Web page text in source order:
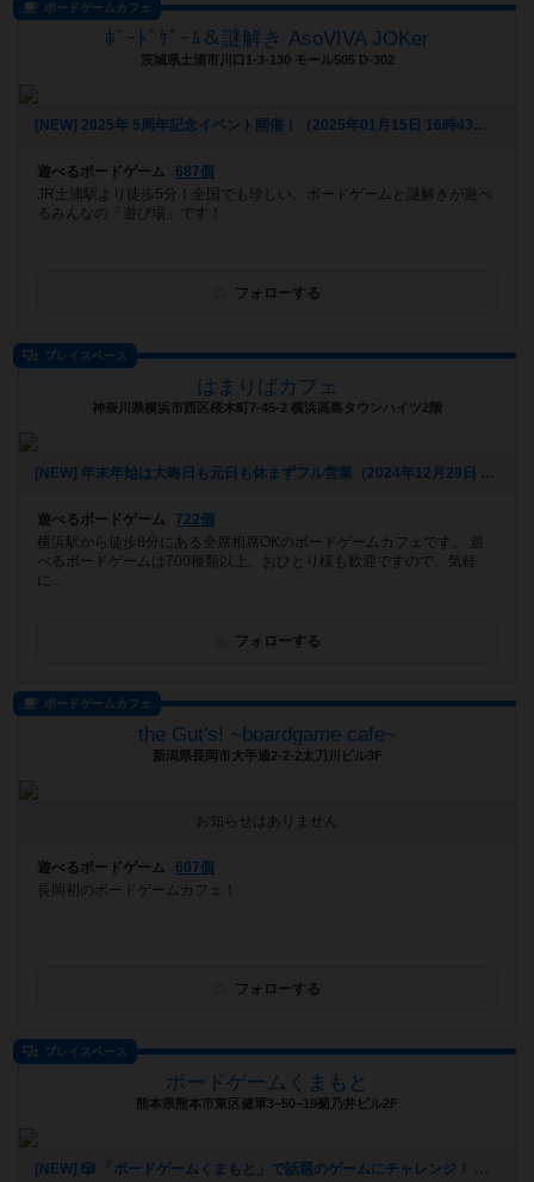
ボードゲームカフェ
ﾎﾞｰﾄﾞｹﾞｰﾑ＆謎解き AsoVIVA JOKer
茨城県土浦市川口1-3-130 モール505 D-302
[NEW] 2025年 5周年記念イベント開催！（2025年01月15日 16時43分）
遊べるボードゲーム
687個
JR土浦駅より徒歩5分！全国でも珍しい、ボードゲームと謎解きが遊べ
るみんなの「遊び場」です！
フォローする
プレイスペース
はまりばカフェ
神奈川県横浜市西区桜木町7-45-2 横浜高島タウンハイツ2階
[NEW] 年末年始は大晦日も元日も休まずフル営業（2024年12月29日 20時19分）
遊べるボードゲーム
722個
横浜駅から徒歩8分にある全席相席OKのボードゲームカフェです。 遊
べるボードゲームは700種類以上、おひとり様も歓迎ですので、気軽
に...
フォローする
ボードゲームカフェ
the Gut's! ~boardgame cafe~
新潟県長岡市大手通2-2-2太刀川ビル3F
お知らせはありません
遊べるボードゲーム
607個
長岡初のボードゲームカフェ！
フォローする
プレイスペース
ボードゲームくまもと
熊本県熊本市東区健軍3−50−19菊乃井ビル2F
[NEW] 🎲 「ボードゲームくまもと」で話題のゲームにチャレンジ！ 🚀✨（2024年12月16日 12時53分）